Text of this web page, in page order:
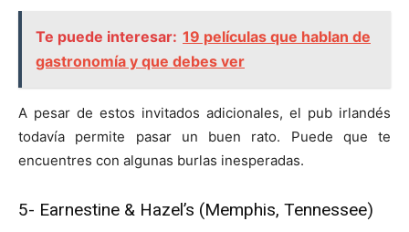
Te puede interesar: 19 películas que hablan de
gastronomía y que debes ver
A pesar de estos invitados adicionales, el pub irlandés
todavía permite pasar un buen rato. Puede que te
encuentres con algunas burlas inesperadas.
5- Earnestine & Hazel’s (Memphis, Tennessee)